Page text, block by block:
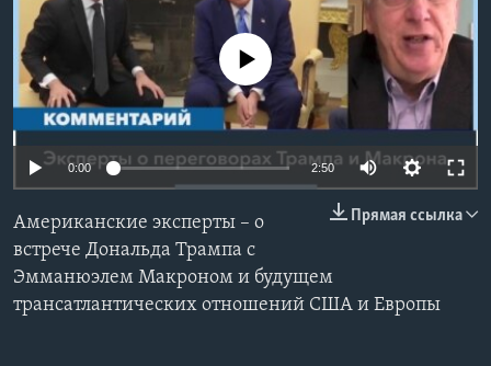
Learning English
СОЦИАЛЬНЫЕ СЕТИ
360p
No media source currently available
0:00 2:50 Auto
720p
Прямая ссылка
Американские эксперты – о
встрече Дональда Трампа с
Эмманюэлем Макроном и будущем
трансатлантических отношений США и Европы